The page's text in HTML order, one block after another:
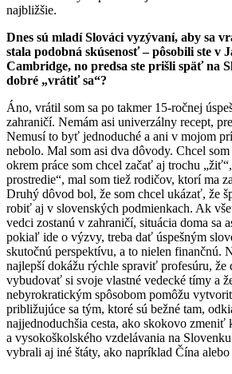
najbližšie.
Dnes sú mladí Slováci vyzývaní, aby sa
stala podobná skúsenosť – pôsobili ste v
Cambridge, no predsa ste prišli späť na
dobré „vrátiť sa“?
Áno, vrátil som sa po takmer 15-ročnej
zahraničí. Nemám asi univerzálny recept,
Nemusí to byť jednoduché a ani v mojom
nebolo. Mal som asi dva dôvody. Chcel
okrem práce som chcel začať aj trochu
prostredie“, mal som tiež rodičov, ktorí ma
Druhý dôvod bol, že som chcel ukázať, že
robiť aj v slovenských podmienkach. Ak
vedci zostanú v zahraničí, situácia doma sa
pokiaľ ide o výzvy, treba dať úspešným
skutočnú perspektívu, a to nielen finančnú.
najlepší dokážu rýchle spraviť profesúru, že
vybudovať si svoje vlastné vedecké tímy a
nebyrokratickým spôsobom pomôžu
približujúce sa tým, ktoré sú bežné tam,
najjednoduchšia cesta, ako skokovo zmeniť
a vysokoškolského vzdelávania na
vybrali aj iné štáty, ako napríklad Čína